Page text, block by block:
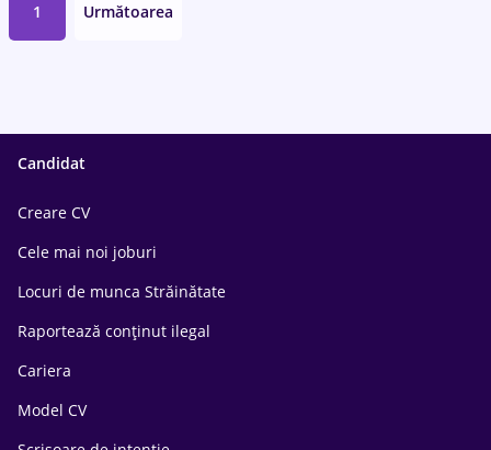
1 Următoarea
Candidat
Creare CV
Cele mai noi joburi
Locuri de munca Străinătate
Raportează conținut ilegal
Cariera
Model CV